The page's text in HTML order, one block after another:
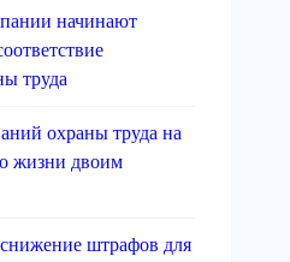
начинают
труда
охраны труда на
жизни двоим
штрафов для